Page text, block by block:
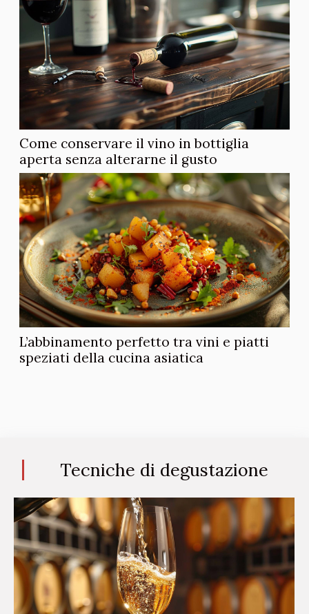
Come conservare il vino in bottiglia
aperta senza alterarne il gusto
L’abbinamento perfetto tra vini e piatti
speziati della cucina asiatica
Tecniche di degustazione